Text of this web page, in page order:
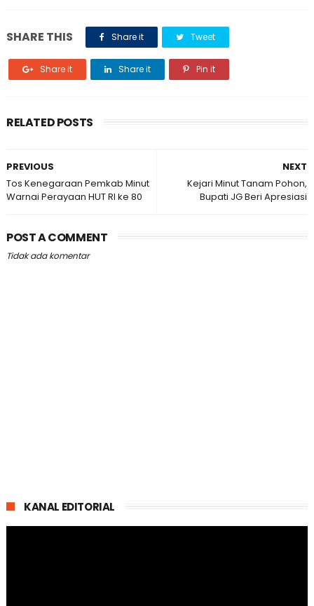
SHARE THIS Share it Tweet
Share it Share it Pin it
RELATED POSTS
NEXT
Kejari Minut Tanam Pohon,
Bupati JG Beri Apresiasi
PREVIOUS
Tos Kenegaraan Pemkab Minut
Warnai Perayaan HUT RI ke 80
POST A COMMENT
Tidak ada komentar
KANAL EDITORIAL